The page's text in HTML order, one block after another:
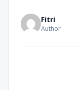
Fitri
Author